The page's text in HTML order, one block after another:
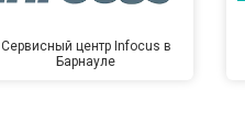
Сервисный центр Infocus в
Барнауле